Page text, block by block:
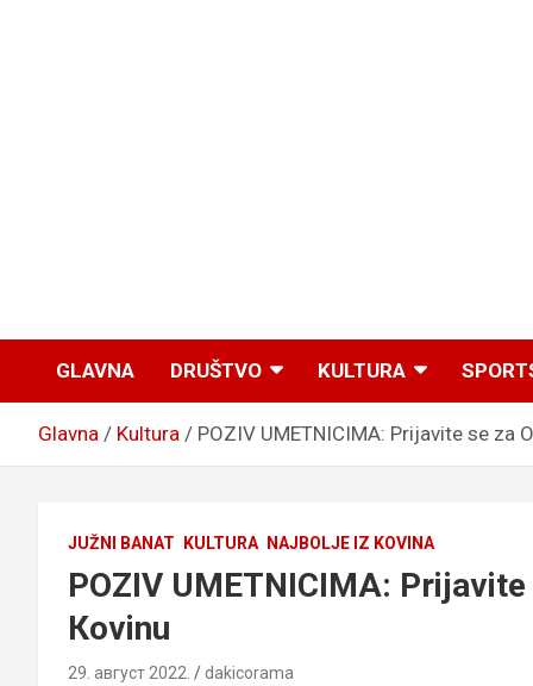
GLAVNA DRUŠTVO KULTURA
Glavna Kultura POZIV UMETNICIMA: Prijavite se za
JUŽNI BANAT KULTURA NAJBOLJE IZ KOVINA
POZIV UMETNICIMA:
Кovinu
29. август 2022. dakicorama